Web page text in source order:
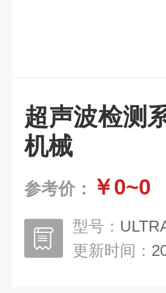
超声波检测
机械
参考价： ￥0~0
型号：
更新时间：